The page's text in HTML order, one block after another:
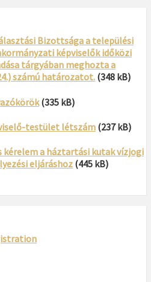
Bizottsága a települési
képviselők időközi
tárgyában meghozta a
számú határozatot. (348 kB)
(335 kB)
testület létszám (237 kB)
kérelem a háztartási kutak vízjogi
eljáráshoz (445 kB)